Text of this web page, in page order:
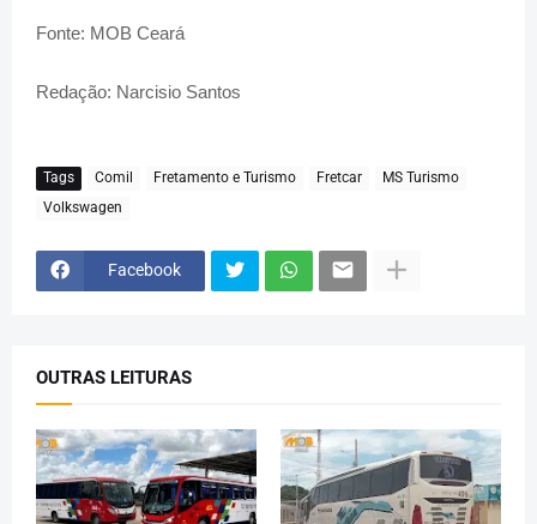
Fonte: MOB Ceará
Redação: Narcisio Santos
Tags Comil Fretamento e Turismo Fretcar
MS Turismo
Volkswagen
Facebook
OUTRAS LEITURAS